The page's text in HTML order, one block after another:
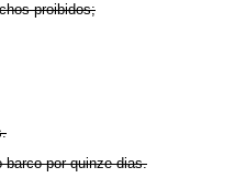
proibidos;
barco por quinze dias.